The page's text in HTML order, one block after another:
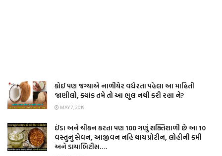
કોઈ પણ જગ્યાએ નાળીયેર વધેરતા પહેલા આ માહિતી
જાણીલો, ક્યાંક તમે તો આ ભૂલ નથી કરી રહ્યા ને?
MAY 7, 2019
ઈંડા અને ચીકન કરતા પણ 100 ગણું શક્તિશાળી છે આ 10
વસ્તુનું સેવન, આજીવન નહિ થાય પ્રોટીન, લોહીની કમી
અને ડાયાબિટીસ….